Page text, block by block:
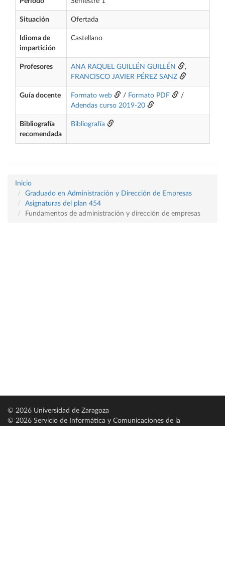
Situación Ofertada
Idioma de
impartición
Castellano
Profesores ANA RAQUEL GUILLÉN GUILLÉN
,
FRANCISCO JAVIER PÉREZ SANZ
Guía docente Formato web / Formato PDF
/
Adendas curso 2019-20
Bibliografía
recomendada
Bibliografía
Inicio
Graduado en Administración y Dirección de Empresas
Asignaturas del plan 454
Fundamentos de administración y dirección de empresas
© 2026 Universidad de Zaragoza
© 2026 Servicio de Informática y Comunicaciones de la